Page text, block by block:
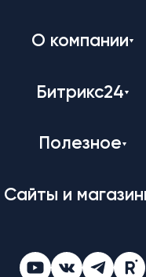
О компании
Битрикс24
Полезное
Сайты и